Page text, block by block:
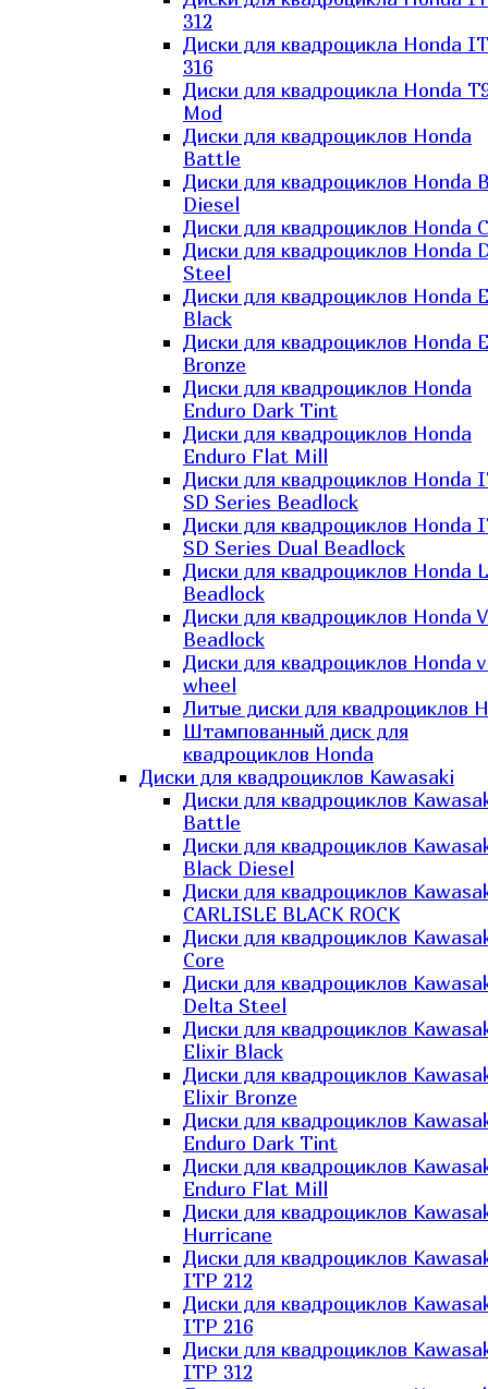
312
Диски для квадроцикла Honda
316
Диски для квадроцикла Honda
Mod
Диски для квадроциклов Honda
Battle
Диски для квадроциклов Honda
Diesel
Диски для квадроциклов Honda
Диски для квадроциклов Honda
Steel
Диски для квадроциклов Honda
Black
Диски для квадроциклов Honda
Bronze
Диски для квадроциклов Honda
Enduro Dark Tint
Диски для квадроциклов Honda
Enduro Flat Mill
Диски для квадроциклов Honda
SD Series Beadlock
Диски для квадроциклов Honda
SD Series Dual Beadlock
Диски для квадроциклов Honda
Beadlock
Диски для квадроциклов Honda
Beadlock
Диски для квадроциклов Honda
wheel
Литые диски для квадроциклов
Штампованный диск для
квадроциклов Honda
Диски для квадроциклов Kawasaki
Диски для квадроциклов
Battle
Диски для квадроциклов
Black Diesel
Диски для квадроциклов
CARLISLE BLACK ROCK
Диски для квадроциклов
Core
Диски для квадроциклов
Delta Steel
Диски для квадроциклов
Elixir Black
Диски для квадроциклов
Elixir Bronze
Диски для квадроциклов
Enduro Dark Tint
Диски для квадроциклов
Enduro Flat Mill
Диски для квадроциклов
Hurricane
Диски для квадроциклов
ITP 212
Диски для квадроциклов
ITP 216
Диски для квадроциклов
ITP 312